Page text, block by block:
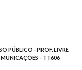
PÚBLICO - PROF. LIVRE
- TT606